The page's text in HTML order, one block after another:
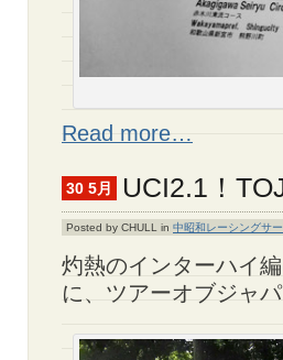
Read more…
30 5月 UCI2.1！
Posted by CHULL in 中昭和レーシングサ
灼熱のインターハイ
に、ツアーオブジャ